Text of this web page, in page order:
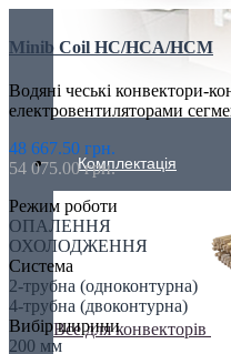
Комплектація
Все для конвекторів
Minib Coil HC/HCA/HCM
Водяні чеські конвектори-
електровентиляторами
48 667.50 грн.
54 075.00 грн.
Режим роботи
ОПАЛЕННЯ
ОХОЛОДЖЕННЯ
Система
2-трубна (одноконтурна)
4-трубна (двоконтурна)
Вибір ширини
200 мм